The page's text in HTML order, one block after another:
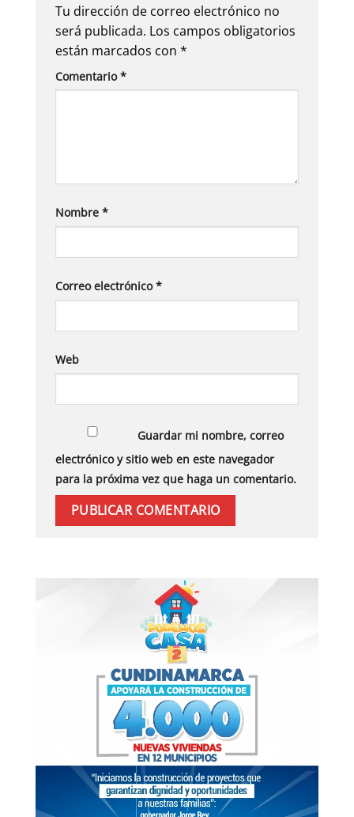
Tu dirección de correo electrónico no
será publicada. Los campos obligatorios
están marcados con *
Comentario*
Nombre *
Correo electrónico*
Web
Guardar mi nombre, correo
electrónico y sitio web en este navegador
para la próxima vez que haga un comentario.